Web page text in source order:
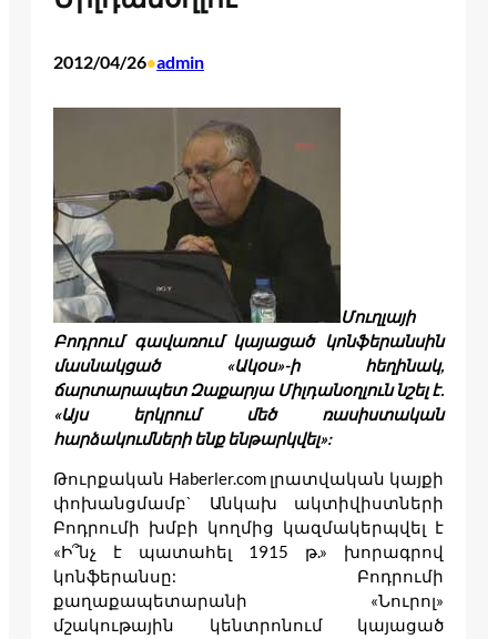
2012/04/26•admin
Մուղլայի
Բոդրում գավառում կայացած կոնֆերանսին
մասնակցած «Ակօս»-ի հեղինակ,
ճարտարապետ Զաքարյա Միլդանօղլուն նշել է.
«Այս երկրում մեծ ռասիստական
հարձակումների ենք ենթարկվել»:
Թուրքական Haberler.com լրատվական կայքի
փոխանցմամբ` Անկախ ակտիվիստների
Բոդրումի խմբի կողմից կազմակերպվել է
«Ի՞նչ է պատահել 1915 թ.» խորագրով
կոնֆերանսը: Բոդրումի
քաղաքապետարանի «Նուրոլ»
մշակութային կենտրոնում կայացած